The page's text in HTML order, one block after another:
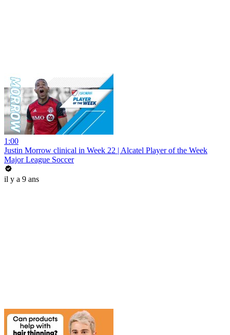
1:00
Justin Morrow clinical in Week 22 | Alcatel Player of the Week
Major League Soccer
il y a 9 ans